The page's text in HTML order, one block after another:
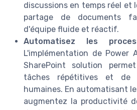
discussions en temps réel
partage de documents
d'équipe fluide et réactif.
Automatisez les
L'implémentation de Power
SharePoint solution
tâches répétitives et de
humaines. En automatisant
augmentez la productivité